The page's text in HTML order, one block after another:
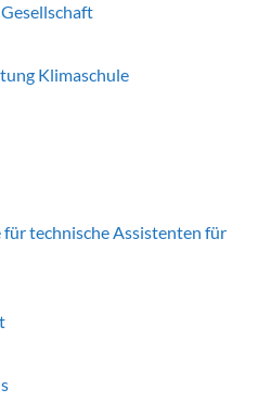
Klimaschule
für technische Assistenten für